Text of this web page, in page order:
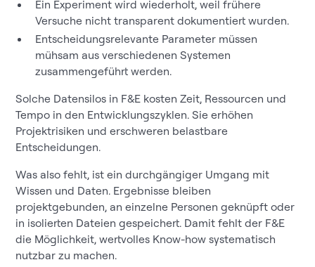
Ein Experiment wird wiederholt, weil frühere
Versuche nicht transparent dokumentiert wurden.
Entscheidungsrelevante Parameter müssen
mühsam aus verschiedenen Systemen
zusammengeführt werden.
Solche Datensilos in F&E kosten Zeit, Ressourcen und
Tempo in den Entwicklungszyklen. Sie erhöhen
Projektrisiken und erschweren belastbare
Entscheidungen.
Was also fehlt, ist ein durchgängiger Umgang mit
Wissen und Daten. Ergebnisse bleiben
projektgebunden, an einzelne Personen geknüpft oder
in isolierten Dateien gespeichert. Damit fehlt der F&E
die Möglichkeit, wertvolles Know-how systematisch
nutzbar zu machen.